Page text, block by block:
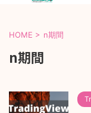
HOME > n期間
n期間